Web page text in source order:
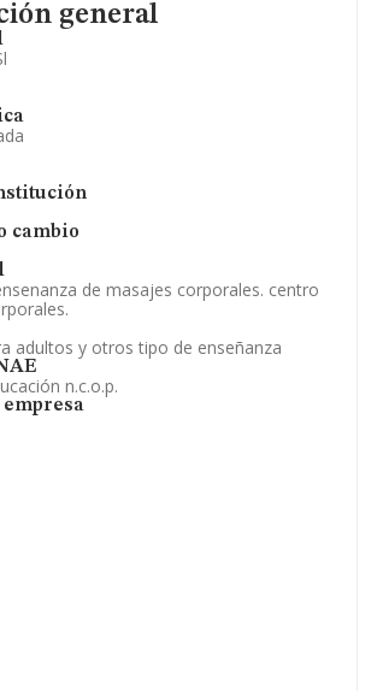
general
cambio
de masajes corporales. centro
adultos y otros tipo de enseñanza
n.c.o.p.
empresa